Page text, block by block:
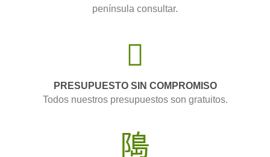
península consultar.
PRESUPUESTO SIN COMPROMISO
Todos nuestros presupuestos son gratuitos.